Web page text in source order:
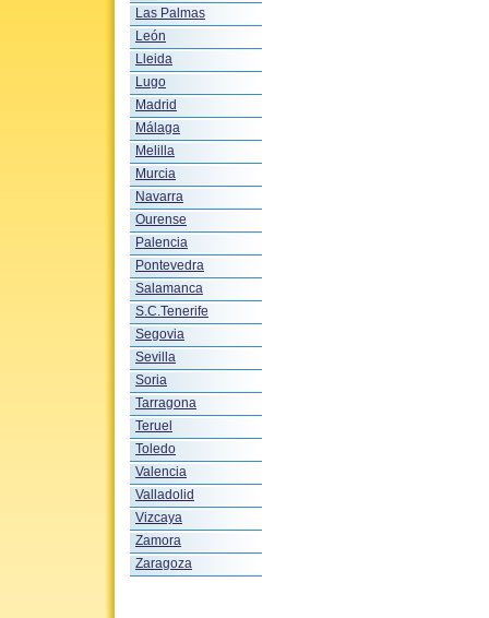
Las Palmas
León
Lleida
Lugo
Madrid
Málaga
Melilla
Murcia
Navarra
Ourense
Palencia
Pontevedra
Salamanca
S.C.Tenerife
Segovia
Sevilla
Soria
Tarragona
Teruel
Toledo
Valencia
Valladolid
Vizcaya
Zamora
Zaragoza